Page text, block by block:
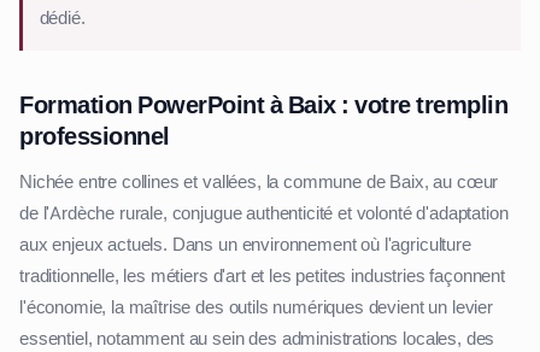
dédié.
Formation PowerPoint à Baix : votre tremplin
professionnel
Nichée entre collines et vallées, la commune de Baix, au cœur
de l'Ardèche rurale, conjugue authenticité et volonté d'adaptation
aux enjeux actuels. Dans un environnement où l'agriculture
traditionnelle, les métiers d'art et les petites industries façonnent
l'économie, la maîtrise des outils numériques devient un levier
essentiel, notamment au sein des administrations locales, des